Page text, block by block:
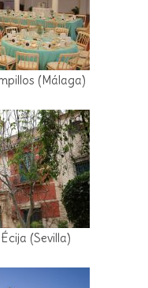
(Málaga)
(Sevilla)